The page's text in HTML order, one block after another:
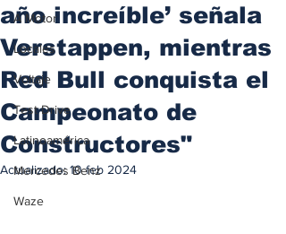
A Motor
Locales
Voltaje
Test Drive
Latinoamérica
Mercedes Benz
Waze
año increíble’ señala
Verstappen, mientras
Red Bull conquista el
Campeonato de
Constructores"
Actualizado:10 feb 2024